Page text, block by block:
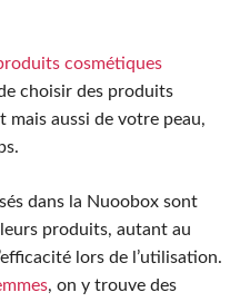
cosmétiques
choisir des produits
mais aussi de votre peau,
dans la Nuoobox sont
produits, autant au
lors de l’utilisation.
, on y trouve des